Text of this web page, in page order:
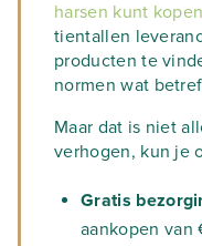
harsen kunt kopen
tientallen
producten te
normen wat
Maar dat is niet
verhogen, kun je
Gratis
aankopen van